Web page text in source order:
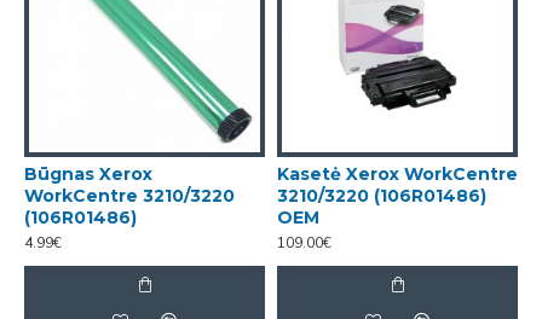
Būgnas Xerox
WorkCentre 3210/3220
(106R01486)
4.99€
Kasetė Xerox WorkCentre
3210/3220 (106R01486)
OEM
109.00€